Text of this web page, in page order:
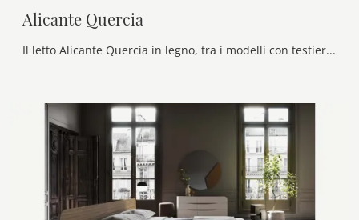
Alicante Quercia
Il letto Alicante Quercia in legno, tra i modelli con testiera matrimoniali moderni di Voltan, è pensato per assicurarti il riposo migliore.